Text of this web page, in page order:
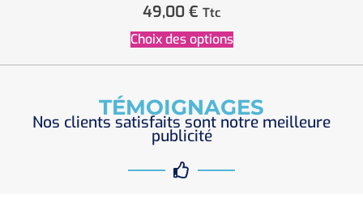
49,00 € Ttc
Choix des options
TÉMOIGNAGES
Nos clients satisfaits sont notre meilleure
publicité